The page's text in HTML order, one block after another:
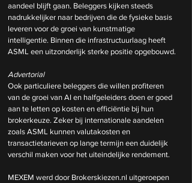
aandeel blijft gaan. Beleggers kijken steeds
nadrukkelijker naar bedrijven die de fysieke basis
leveren voor de groei van kunstmatige
intelligentie. Binnen die infrastructuurlaag heeft
ASML een uitzonderlijk sterke positie opgebouwd.
Advertorial
Ook particuliere beleggers die willen profiteren
van de groei van AI en halfgeleiders doen er goed
aan te letten op kosten en efficiëntie bij hun
brokerkeuze. Zeker bij internationale aandelen
zoals ASML kunnen valutakosten en
transactietarieven op lange termijn een duidelijk
verschil maken voor het uiteindelijke rendement.
MEXEM werd door Brokerskiezen.nl uitgeroepen